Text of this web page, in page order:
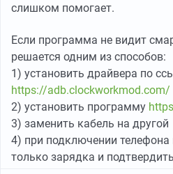
слишком помогает.
Если программа не видит
решается одним из способов:
1) установить драйвера по
https://adb.clockworkmod.com/
2) установить программу
3) заменить кабель на другой
4) при подключении
только зарядка и